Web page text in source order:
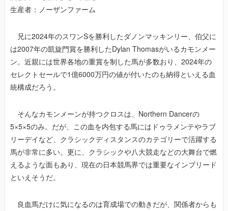
生産者：ノーザンファーム
兄に2024年のスワンSを勝利したダノンマッキンリー、伯父に
は2007年の凱旋門賞を勝利したDylan Thomasがいるカモンメー
ン。近親には世界各地の重賞を制した馬が多数おり、2024年の
セレクトセールで1億6000万円の値が付いたのも納得といえる血
統構成だろう。
そんなカモンメーンが持つクロスは、Northern Dancerの
5×5×5のみ。だが、この血を内包する馬にはドゥラメンテやラブ
リーデイなど、クラシックディスタンスのカテゴリーで活躍する
馬が非常に多い。更に、クラシックや八大競走などの大舞台で燃
えるような面もあり、現在の日本競馬界では重要なインブリード
といえそうだ。
良血馬だけに気になるのは育成場での動きだが、関係者からも